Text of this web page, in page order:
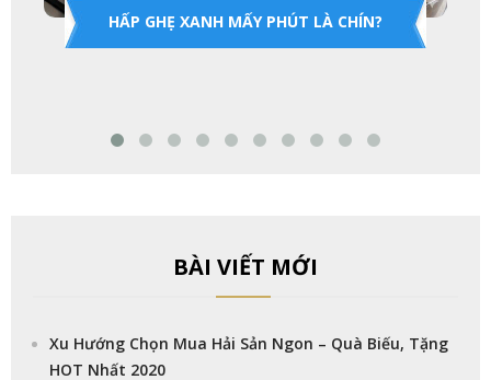
HẤP GHẸ XANH MẤY PHÚT LÀ CHÍN?
BÀI VIẾT MỚI
Xu Hướng Chọn Mua Hải Sản Ngon – Quà Biếu, Tặng
HOT Nhất 2020